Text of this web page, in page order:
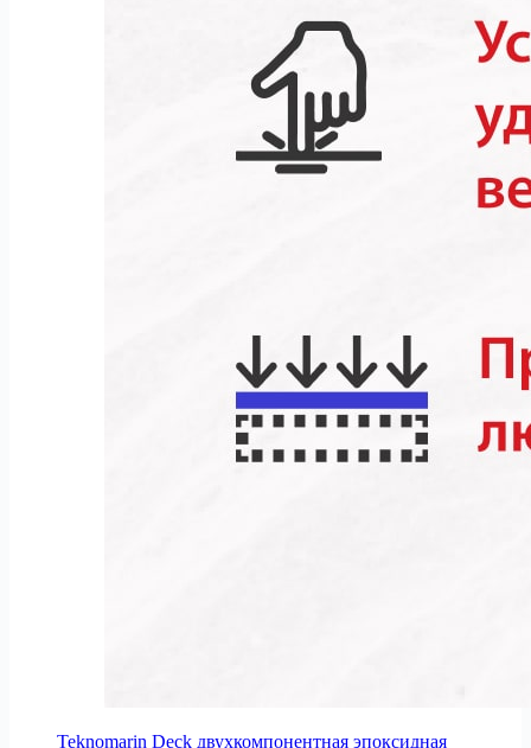
Teknomarin Deck двухкомпонентная эпоксидная